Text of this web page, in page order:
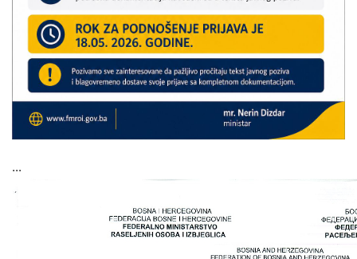
Јавни позиви
Обавјештења
Заштита од пожара
COVID 19
ПРИВРЕДА
...